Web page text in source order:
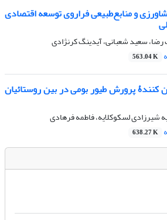
و منابع‌طبیعی فراروی توسعه اقتصادی
سعید شعبانی، آیدینگ کرنژادی
563.04 K
کنندۀ پرورش طیور بومی در بین روستائیان
شیرزادی لسکوکلایه، فاطمه فرهادی
638.27 K